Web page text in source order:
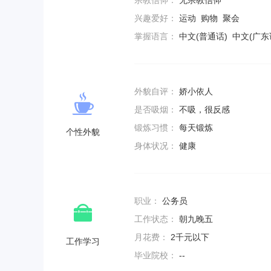
兴趣爱好：
运动 购物 聚会
掌握语言：
中文(普通话) 中文(广
个性外貌
外貌自评：
娇小依人
是否吸烟：
不吸，很反感
锻炼习惯：
每天锻炼
身体状况：
健康
工作学习
职业：
公务员
工作状态：
朝九晚五
月花费：
2千元以下
毕业院校：
--